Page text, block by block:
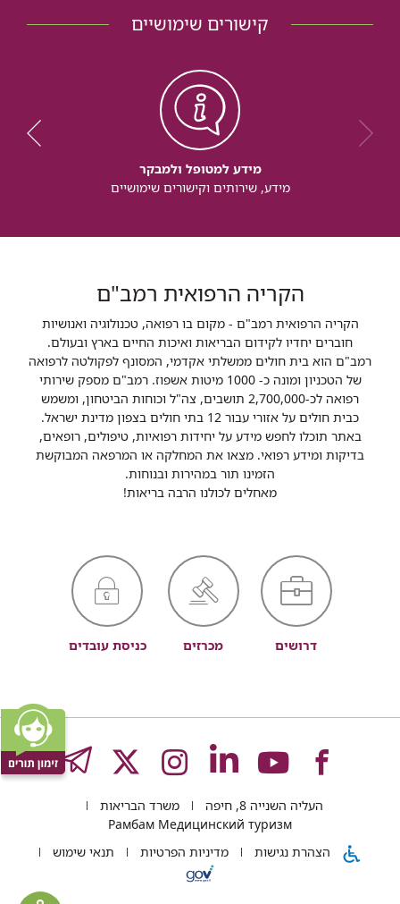
קישורים שימושיים
מידע למטופל ולמבקר
מידע, שירותים וקישורים שימושיים
הקריה הרפואית רמב"ם
הקריה הרפואית רמב"ם - מקום בו רפואה, טכנולוגיה ואנושיות
חוברים יחדיו לקידום הבריאות ואיכות החיים בארץ ובעולם.
רמב"ם הוא בית חולים ממשלתי אקדמי, המסונף לפקולטה לרפואה
של הטכניון ומונה כ- 1000 מיטות אשפוז. רמב"ם מספק שירותי
רפואה לכ-2,700,000 תושבים, צה"ל וכוחות הביטחון, ומשמש
כבית חולים על אזורי עבור 12 בתי חולים בצפון מדינת ישראל.
באתר תוכלו לחפש מידע על יחידות רפואיות, טיפולים, רופאים,
בדיקות ומידע רפואי. מצאו את המחלקה או המרפאה המבוקשת
הזמינו תור במהירות ובנוחות.
מאחלים לכולנו הרבה בריאות!
דרושים מכרזים כניסת עובדים
לעמוד
של
לעמוד
של
לעמוד
של
לעמוד
של
לעמוד
של
העליה השנייה 8, חיפה
משרד הבריאות
Рамбам Медицинский туризм
הצהרת נגישות
מדיניות הפרטיות תנאי שימוש